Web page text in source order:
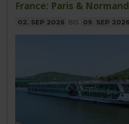
France: Paris &
02. SEP 2026 BIS 09. SEP 2026